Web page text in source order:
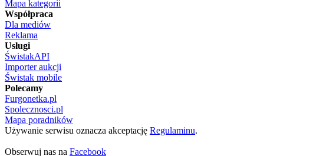
Mapa kategorii
Współpraca
Dla mediów
Reklama
Usługi
ŚwistakAPI
Importer aukcji
Świstak mobile
Polecamy
Furgonetka.pl
Spolecznosci.pl
Mapa poradników
Używanie serwisu oznacza akceptację Regulaminu.
Obserwuj nas na Facebook